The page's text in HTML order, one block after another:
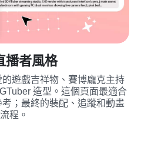
播者風格
遊戲吉祥物、賽博龐克主持
造型。這個頁面最適合
；最終的裝配、追蹤和動畫
程。